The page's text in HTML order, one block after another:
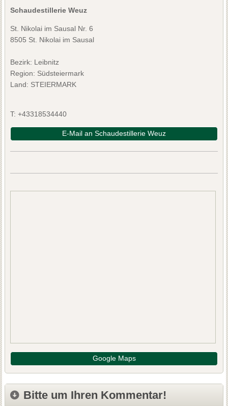
Schaudestillerie Weuz
St. Nikolai im Sausal Nr. 6
8505 St. Nikolai im Sausal
Bezirk: Leibnitz
Region: Südsteiermark
Land: STEIERMARK
T: +43318534440
E-Mail an Schaudestillerie Weuz
Google Maps
Bitte um Ihren Kommentar!